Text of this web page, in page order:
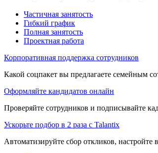
Частичная занятость
Гибкий график
Полная занятость
Проектная работа
Корпоративная поддержка сотрудников
Какой соцпакет вы предлагаете семейным
Оформляйте кандидатов онлайн
Проверяйте сотрудников и подписывайте
Ускорьте подбор в 2 раза с Talantix
Автоматизируйте сбор откликов, настройте